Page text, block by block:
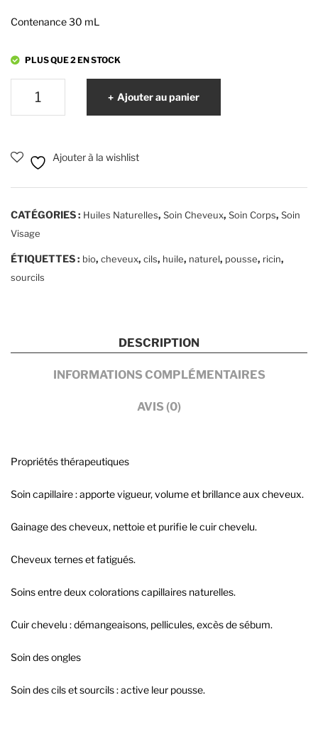
Contenance 30 mL
PLUS QUE 2 EN STOCK
ricin
Ajouter au panier
Ajouter à la wishlist
CATÉGORIES : Huiles Naturelles, Soin Cheveux, Soin Corps, Soin
Visage
ÉTIQUETTES : bio, cheveux, cils, huile, naturel, pousse, ricin,
sourcils
DESCRIPTION
INFORMATIONS COMPLÉMENTAIRES
AVIS (0)
Propriétés thérapeutiques
Soin capillaire : apporte vigueur, volume et brillance aux cheveux.
Gainage des cheveux, nettoie et purifie le cuir chevelu.
Cheveux ternes et fatigués.
Soins entre deux colorations capillaires naturelles.
Cuir chevelu : démangeaisons, pellicules, excès de sébum.
Soin des ongles
Soin des cils et sourcils : active leur pousse.